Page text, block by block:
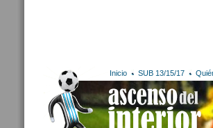
Inicio SUB 13/15/17